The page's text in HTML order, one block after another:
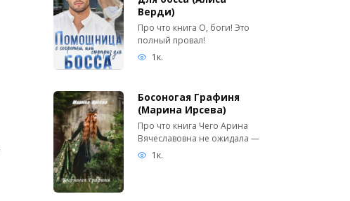
Верди)
Про что книга О, боги! Это
полный провал!
1к.
Босоногая Графиня
(Марина Ирсева)
Про что книга Чего Арина
Вячеславовна не ожидала —
1к.